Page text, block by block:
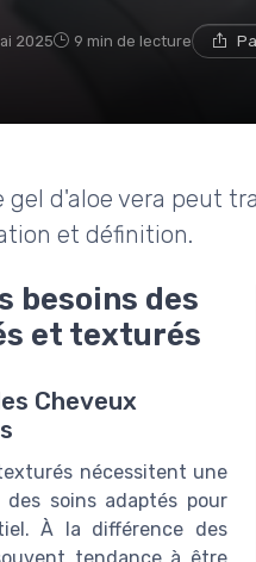
2025 9 min de lecture
gel d'aloe vera peut
et définition.
besoins des
et texturés
Cheveux
nécessitent une
soins adaptés pour
À la différence des